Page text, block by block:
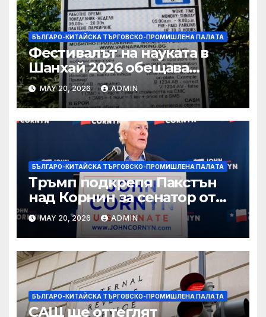
БЪЛГАРО-КИТАЙСКА ТЪРГОВСКО-ПРОМИШЛЕНА ПАЛAТА
Фестивалът на науката в
Шанхай 2026 обещава
вълнуващи научно-
технологични иновации
MAY 20, 2026 ADMIN
БЪЛГАРО-КИТАЙСКА ТЪРГОВСКО-ПРОМИШЛЕНА ПАЛAТА
Тръмп подкрепя Пакстън
над Корнин за сенатор от
Тексас в шокираща
подкрепа
MAY 20, 2026 ADMIN
БЪЛГАРО-КИТАЙСКА ТЪРГОВСКО-ПРОМИШЛЕНА ПАЛAТА
САЩ ще оттеглят